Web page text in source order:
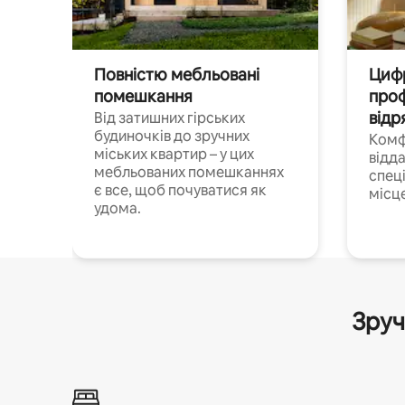
Повністю мебльовані
помешкання
Від затишних гірських
будиночків до зручних
міських квартир – у цих
мебльованих помешканнях
є все, щоб почуватися як
удома.